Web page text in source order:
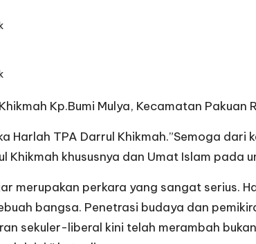
Kp.Bumi Mulya, Kecamatan Pakuan
TPA Darrul Khikmah.”Semoga dari
khususnya dan Umat Islam pada
merupakan perkara yang sangat serius.
bangsa. Penetrasi budaya dan
sekuler-liberal kini telah merambah